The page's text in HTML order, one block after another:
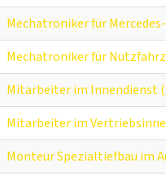
Mechatroniker für
Mechatroniker für
Mitarbeiter im Innendienst
Mitarbeiter im
Monteur Spezialtiefbau im